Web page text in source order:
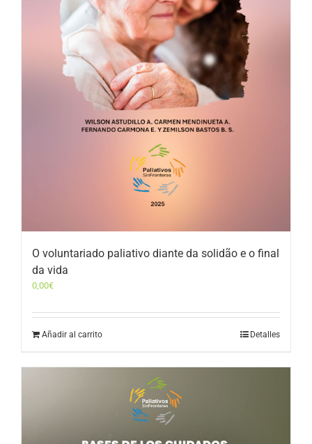
O voluntariado paliativo diante da solidão e o final
da vida
0,00€
Añadir al carrito Detalles